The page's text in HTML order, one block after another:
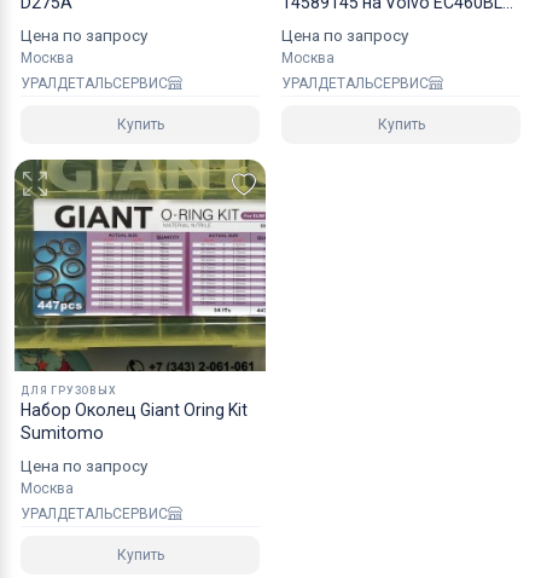
Цена по запросу
Москва
УРАЛДЕТАЛЬСЕРВИС
Купить
Цена по запросу
Москва
УРАЛДЕТАЛЬСЕРВИС
Купить
ДЛЯ ГРУЗОВЫХ
Набор Околец Giant Oring Kit
Sumitomo
Цена по запросу
Москва
УРАЛДЕТАЛЬСЕРВИС
Купить